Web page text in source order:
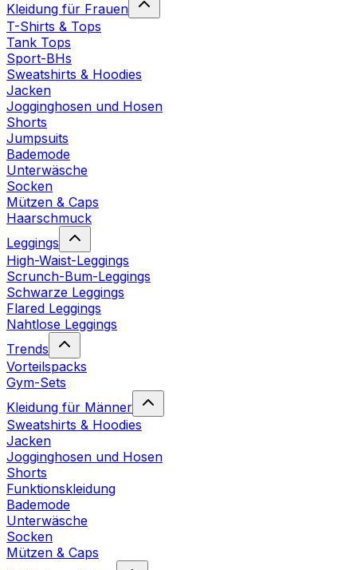
Kleidung für Frauen
T-Shirts & Tops
Tank Tops
Sport-BHs
Sweatshirts & Hoodies
Jacken
Jogginghosen und Hosen
Shorts
Jumpsuits
Bademode
Unterwäsche
Socken
Mützen & Caps
Haarschmuck
Leggings
High-Waist-Leggings
Scrunch-Bum-Leggings
Schwarze Leggings
Flared Leggings
Nahtlose Leggings
Trends
Vorteilspacks
Gym-Sets
Kleidung für Männer
Sweatshirts & Hoodies
Jacken
Jogginghosen und Hosen
Shorts
Funktionskleidung
Bademode
Unterwäsche
Socken
Mützen & Caps